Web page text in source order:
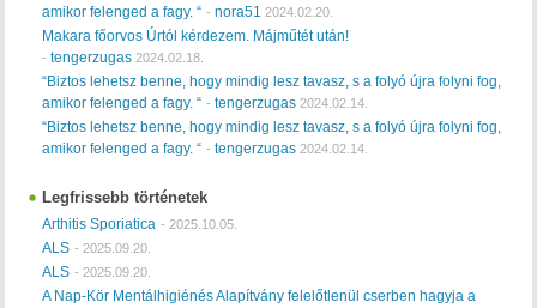
amikor felenged a fagy. “ -nora51 2024.02.20.
Makara főorvos Úrtól kérdezem. Májműtét után!
-tengerzugas 2024.02.18.
“Biztos lehetsz benne, hogy mindig lesz tavasz, s a folyó újra folyni fog,
amikor felenged a fagy. “ -tengerzugas 2024.02.14.
“Biztos lehetsz benne, hogy mindig lesz tavasz, s a folyó újra folyni fog,
amikor felenged a fagy. “ -tengerzugas 2024.02.14.
Legfrissebb történetek
Arthitis Sporiatica - 2025.10.05.
ALS - 2025.09.20.
ALS - 2025.09.20.
A Nap-Kör Mentálhigiénés Alapítvány felelőtlenül cserben hagyja a